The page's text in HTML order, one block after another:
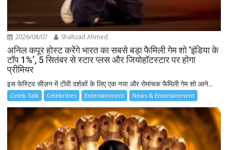
2026/08/07 Shahzad Ahmed
अनिल कपूर होस्ट करेंगे भारत का सबसे बड़ा फैमिली गेम शो ‘इंडिया के
टॉप 1%’, 5 सितंबर से स्टार प्लस और जियोहॉटस्टार पर होगा
प्रीमियर
इस फेस्टिव सीज़न में टीवी दर्शकों के लिए एक नया और रोमांचक फैमिली गेम शो आने...
Celeb Talk Celebrities Entertainment News & Entertainment